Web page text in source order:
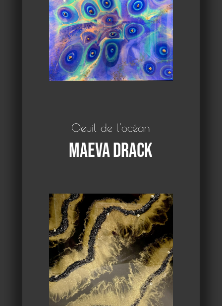
Oeuil de l'océan
Maeva Drack